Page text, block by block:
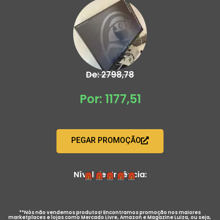
De: 2798,78
Por: 1177,51
PEGAR PROMOÇÃO
Nível de Urgência:
**Nós não vendemos produtos! Encontramos promoção nos maiores
marketplaces e lojas como Mercado Livre, Amazon e Magazine Luiza, ou seja,